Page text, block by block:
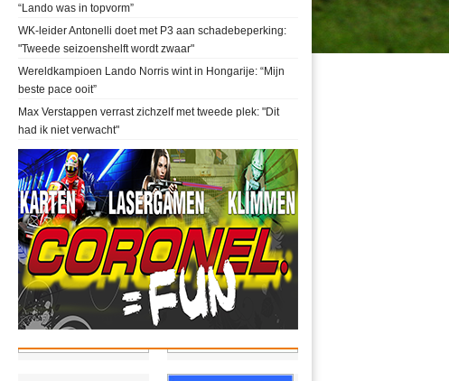
“Lando was in topvorm”
WK-leider Antonelli doet met P3 aan schadebeperking:
"Tweede seizoenshelft wordt zwaar"
Wereldkampioen Lando Norris wint in Hongarije: “Mijn
beste pace ooit”
Max Verstappen verrast zichzelf met tweede plek: "Dit
had ik niet verwacht"